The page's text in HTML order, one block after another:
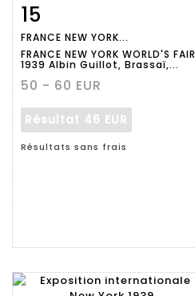
détaillée
15
FRANCE NEW YORK...
FRANCE NEW YORK WORLD'S FAIR
1939 Albin Guillot, Brassaï,...
50 - 60 EUR
Résultat 46 EUR
Résultats sans frais